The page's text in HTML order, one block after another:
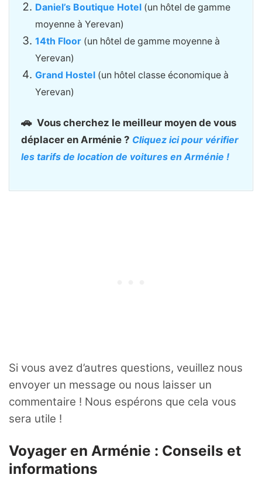
Daniel’s Boutique Hotel (un hôtel de gamme
moyenne à Yerevan)
14th Floor (un hôtel de gamme moyenne à
Yerevan)
Grand Hostel (un hôtel classe économique à
Yerevan)
🚗 Vous cherchez le meilleur moyen de vous
déplacer en Arménie ? Cliquez ici pour vérifier
les tarifs de location de voitures en Arménie !
Si vous avez d’autres questions, veuillez nous
envoyer un message ou nous laisser un
commentaire ! Nous espérons que cela vous
sera utile !
Voyager en Arménie : Conseils et
informations